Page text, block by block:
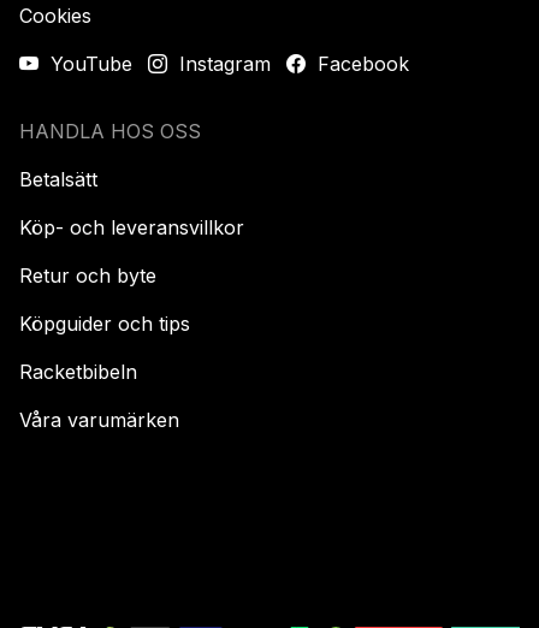
Cookies
YouTube
Instagram Facebook
HANDLA HOS OSS
Betalsätt
Köp- och leveransvillkor
Retur och byte
Köpguider och tips
Racketbibeln
Våra varumärken